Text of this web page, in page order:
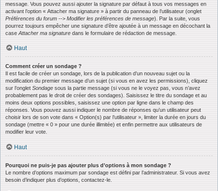
message. Vous pouvez aussi ajouter la signature par défaut à tous vos messages en
activant l’option « Attacher ma signature » à partir du panneau de l’utilisateur (onglet
Préférences du forum --> Modifier les préférences de message). Par la suite, vous
pourrez toujours empêcher une signature d’être ajoutée à un message en décochant la
case Attacher ma signature dans le formulaire de rédaction de message.
Haut
Comment créer un sondage ?
Il est facile de créer un sondage, lors de la publication d’un nouveau sujet ou la
modification du premier message d’un sujet (si vous en avez les permissions), cliquez
sur l’onglet Sondage sous la partie message (si vous ne le voyez pas, vous n’avez
probablement pas le droit de créer des sondages). Saisissez le titre du sondage et au
moins deux options possibles, saisissez une option par ligne dans le champ des
réponses. Vous pouvez aussi indiquer le nombre de réponses qu’un utilisateur peut
choisir lors de son vote dans « Option(s) par l’utilisateur », limiter la durée en jours du
sondage (mettre « 0 » pour une durée illimitée) et enfin permettre aux utilisateurs de
modifier leur vote.
Haut
Pourquoi ne puis-je pas ajouter plus d’options à mon sondage ?
Le nombre d’options maximum par sondage est défini par l’administrateur. Si vous avez
besoin d’indiquer plus d’options, contactez-le.